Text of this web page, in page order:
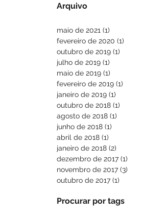
Arquivo
maio de 2021 (1)
fevereiro de 2020 (1)
outubro de 2019 (1)
julho de 2019 (1)
maio de 2019 (1)
fevereiro de 2019 (1)
janeiro de 2019 (1)
outubro de 2018 (1)
agosto de 2018 (1)
junho de 2018 (1)
abril de 2018 (1)
janeiro de 2018 (2)
dezembro de 2017 (1)
novembro de 2017 (3)
outubro de 2017 (1)
Procurar por tags